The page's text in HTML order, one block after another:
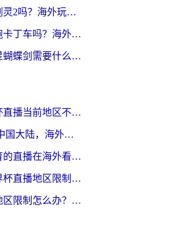
在国外可以玩剑灵2吗？海外玩家国服畅玩终极指南（附永恒之塔明日方舟加速方案）
欧洲可以玩跑跑卡丁车吗？海外玩家国服游戏畅玩终极指南（附QQ炫舞剑网3解决方案）
人在国外玩流星蝴蝶剑需要什么加速器？老玩家亲测的终极解决方案
在国外看世界杯直播当前地区不可播放？海外党必看的回国加速全攻略
当CCTV5仅限中国大陆，海外球迷的世界杯狂欢如何继续？
为什么咪咕体育的直播在海外看不了？3步解决海外看世界杯+抖音地区限制难题
海外电脑看世界杯直播地区限制怎么办？你需要一个聪明的加速器
海外看世界杯地区限制怎么办？一篇搞定咪咕视频播放+国内资源无缝访问指南